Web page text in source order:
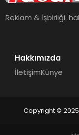
Reklam & İşbirliği:
Hakkımızda
İletişimKünye
Copyright © 2025